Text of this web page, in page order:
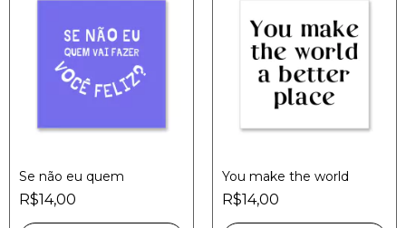
Se não eu quem
R$14,00
You make the world
R$14,00